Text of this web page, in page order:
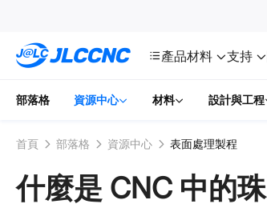
產品材料 支持
部落格 資源中心 材料 設計與工程
首頁 部落格 資源中心 表面處理製程
什麼是 CNC 中的